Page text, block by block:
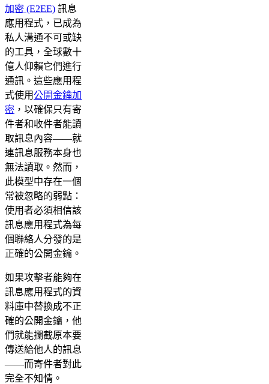
加密 (E2EE) 訊息
應用程式，已成為
私人溝通不可或缺
的工具，全球數十
億人仰賴它們進行
通訊。這些應用程
式使用公開金鑰加
密 ，以確保只有寄
件者和收件者能讀
取訊息內容——就
連訊息服務本身也
無法讀取。然而，
此模型中存在一個
常被忽略的弱點：
使用者必須相信該
訊息應用程式為每
個聯絡人分發的是
正確的公開金鑰。
如果攻擊者能夠在
訊息應用程式的資
料庫中替換成不正
確的公開金鑰，他
們就能攔截原本要
傳送給他人的訊息
——而寄件者對此
完全不知情。